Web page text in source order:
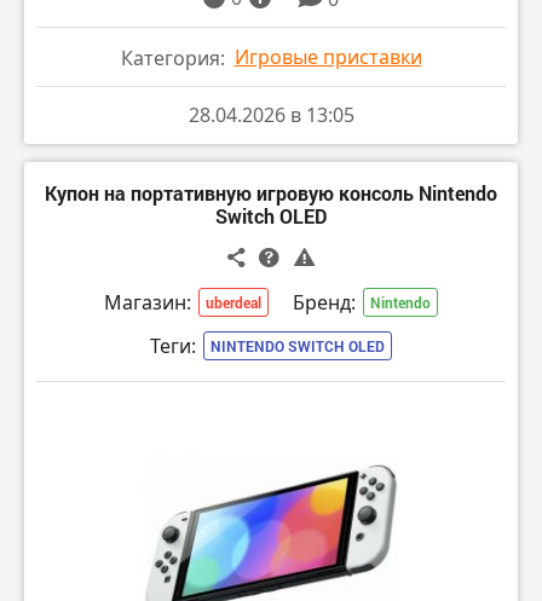
Категория: Игровые приставки
28.04.2026 в 13:05
Купон на портативную игровую консоль Nintendo
Switch OLED
Магазин: uberdeal Бренд: Nintendo
Теги: NINTENDO SWITCH OLED